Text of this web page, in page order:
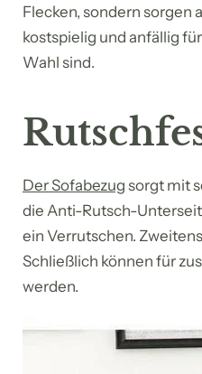
Flecken, sondern sorgen
kostspielig und anfällig
Wahl sind.
Der Sofabezug sorgt mit
die Anti-Rutsch-
ein Verrutschen.
Schließlich können für
werden.